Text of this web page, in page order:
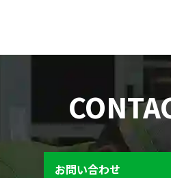
お問い合わせ